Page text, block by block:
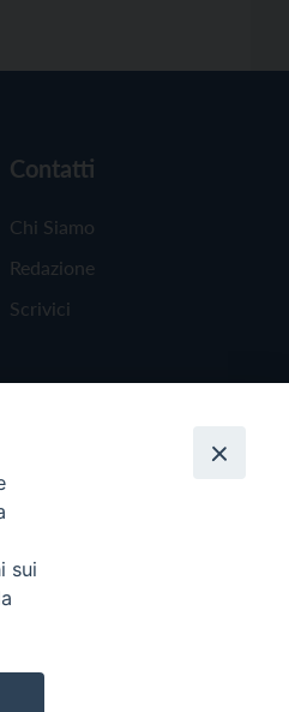
Contatti
Chi Siamo
Redazione
Scrivici
sui